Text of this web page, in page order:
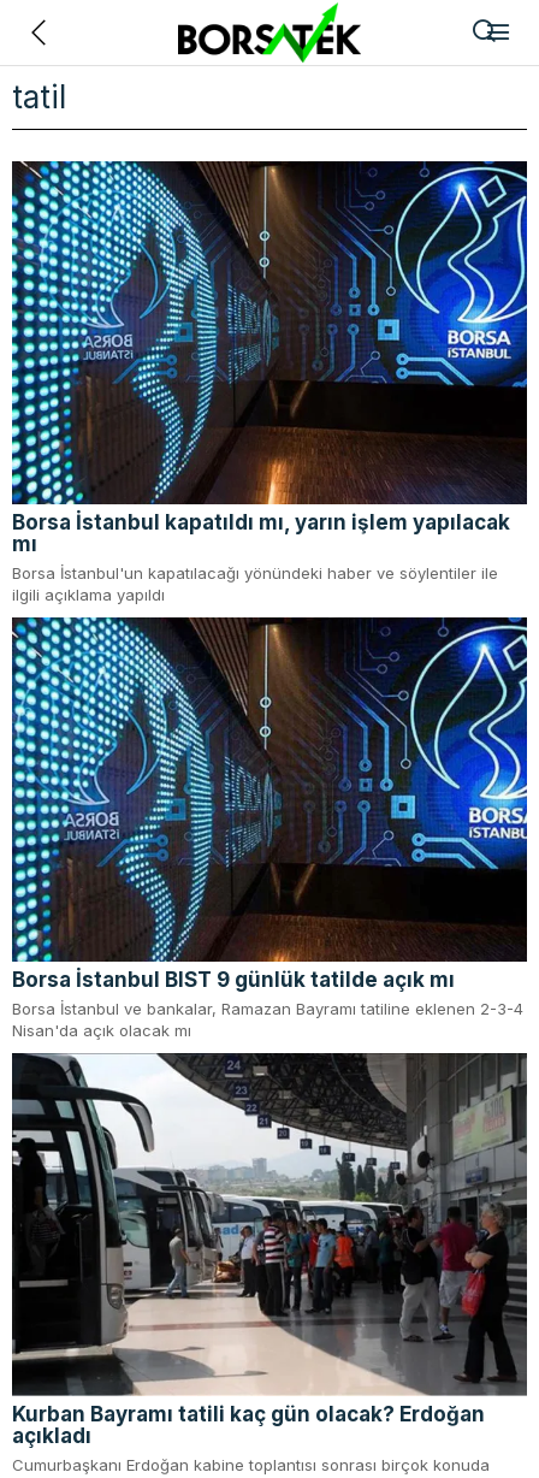
tatil
Borsa İstanbul kapatıldı mı, yarın işlem yapılacak
mı
Borsa İstanbul'un kapatılacağı yönündeki haber ve söylentiler ile
ilgili açıklama yapıldı
Borsa İstanbul BIST 9 günlük tatilde açık mı
Borsa İstanbul ve bankalar, Ramazan Bayramı tatiline eklenen 2-3-4
Nisan'da açık olacak mı
Kurban Bayramı tatili kaç gün olacak? Erdoğan
açıkladı
Cumurbaşkanı Erdoğan kabine toplantısı sonrası birçok konuda